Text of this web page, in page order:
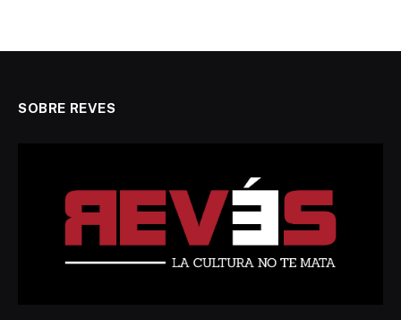
SOBRE REVES